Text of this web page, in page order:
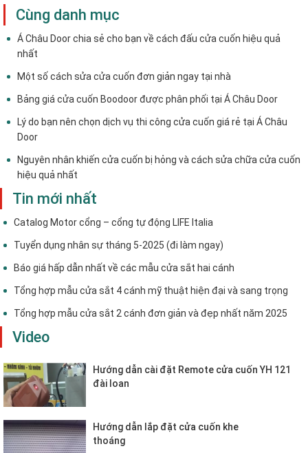
Cùng danh mục
Á Châu Door chia sẻ cho bạn về cách đấu cửa cuốn hiệu quả
nhất
Một số cách sửa cửa cuốn đơn giản ngay tại nhà
Bảng giá cửa cuốn Boodoor được phân phối tại Á Châu Door
Lý do bạn nên chọn dịch vụ thi công cửa cuốn giá rẻ tại Á Châu
Door
Nguyên nhân khiến cửa cuốn bị hỏng và cách sửa chữa cửa cuốn
hiệu quả nhất
Tin mới nhất
Catalog Motor cổng – cổng tự động LIFE Italia
Tuyển dụng nhân sự tháng 5-2025 (đi làm ngay)
Báo giá hấp dẫn nhất về các mẫu cửa sắt hai cánh
Tổng hợp mẫu cửa sắt 4 cánh mỹ thuật hiện đại và sang trọng
Tổng hợp mẫu cửa sắt 2 cánh đơn giản và đẹp nhất năm 2025
Video
Hướng dẫn cài đặt Remote cửa cuốn YH 121
đài loan
Hướng dẫn lắp đặt cửa cuốn khe
thoáng